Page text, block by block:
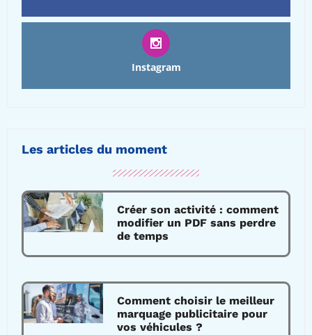
Instagram
Les articles du moment
Créer son activité : comment
modifier un PDF sans perdre
de temps
Comment choisir le meilleur
marquage publicitaire pour
vos véhicules ?